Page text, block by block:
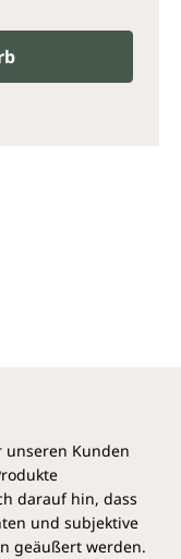
Kunden
darauf hin, dass
und subjektive
geäußert werden.